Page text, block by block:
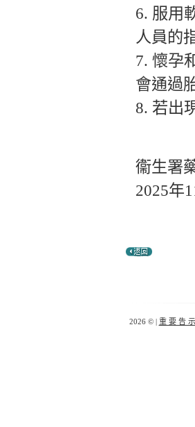
6. 服用
人員的
7. 懷孕
會通過
8. 若出
衞生署
2025年
2026 © | 重 要 告 示